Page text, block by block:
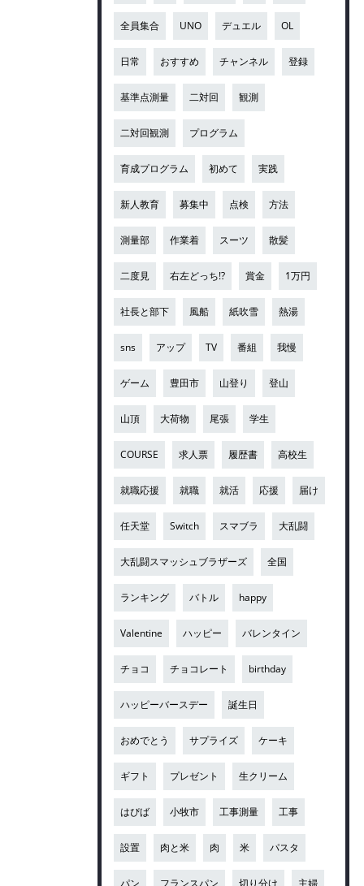
全員集合 UNO デュエル OL
日常 おすすめ チャンネル 登録
基準点測量 二対回 観測
二対回観測 プログラム
育成プログラム 初めて 実践
新人教育 募集中 点検 方法
測量部 作業着 スーツ 散髪
二度見 右左どっち!? 賞金 1万円
社長と部下 風船 紙吹雪 熱湯
sns アップ TV 番組 我慢
ゲーム 豊田市 山登り 登山
山頂 大荷物 尾張 学生
COURSE 求人票 履歴書 高校生
就職応援 就職 就活 応援 届け
任天堂 Switch スマブラ 大乱闘
大乱闘スマッシュブラザーズ 全国
ランキング バトル happy
Valentine ハッピー バレンタイン
チョコ チョコレート birthday
ハッピーバースデー 誕生日
おめでとう サプライズ ケーキ
ギフト プレゼント 生クリーム
はぴば 小牧市 工事測量 工事
設置 肉と米 肉 米 パスタ
パン フランスパン 切り分け 主婦